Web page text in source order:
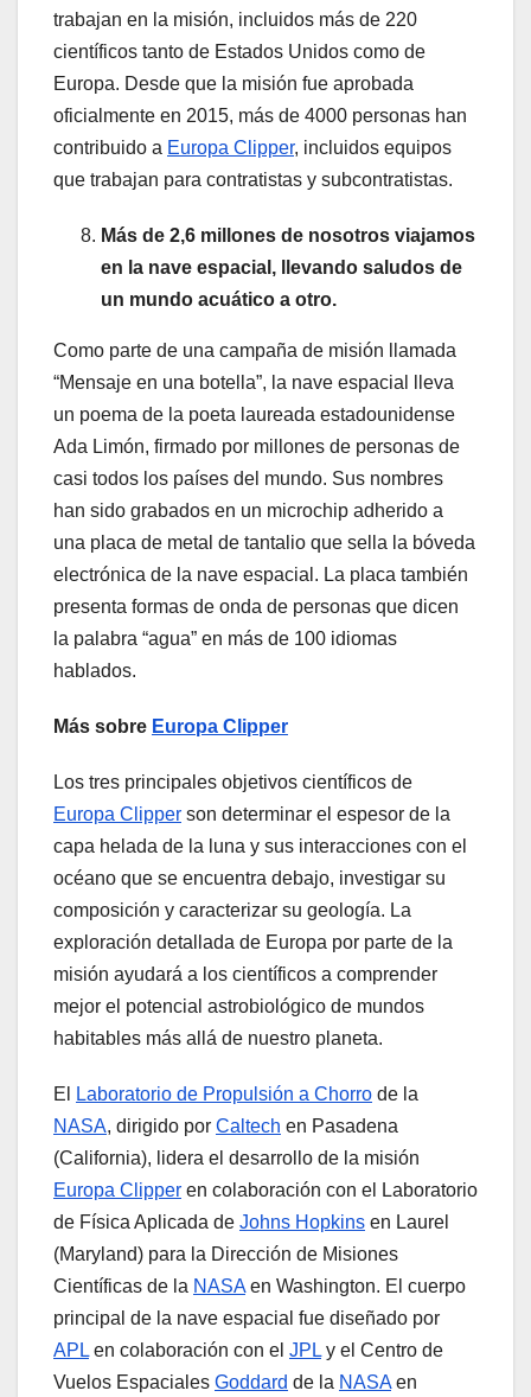
trabajan en la misión, incluidos más de 220
científicos tanto de Estados Unidos como de
Europa. Desde que la misión fue aprobada
oficialmente en 2015, más de 4000 personas han
contribuido a Europa Clipper, incluidos equipos
que trabajan para contratistas y subcontratistas.
Más de 2,6 millones de nosotros viajamos
en la nave espacial, llevando saludos de
un mundo acuático a otro.
Como parte de una campaña de misión llamada
“Mensaje en una botella”, la nave espacial lleva
un poema de la poeta laureada estadounidense
Ada Limón, firmado por millones de personas de
casi todos los países del mundo. Sus nombres
han sido grabados en un microchip adherido a
una placa de metal de tantalio que sella la bóveda
electrónica de la nave espacial. La placa también
presenta formas de onda de personas que dicen
la palabra “agua” en más de 100 idiomas
hablados.
Más sobre Europa Clipper
Los tres principales objetivos científicos de
Europa Clipper son determinar el espesor de la
capa helada de la luna y sus interacciones con el
océano que se encuentra debajo, investigar su
composición y caracterizar su geología. La
exploración detallada de Europa por parte de la
misión ayudará a los científicos a comprender
mejor el potencial astrobiológico de mundos
habitables más allá de nuestro planeta.
El Laboratorio de Propulsión a Chorro de la
NASA, dirigido por Caltech en Pasadena
(California), lidera el desarrollo de la misión
Europa Clipper en colaboración con el Laboratorio
de Física Aplicada de Johns Hopkins en Laurel
(Maryland) para la Dirección de Misiones
Científicas de la NASAen Washington. El cuerpo
principal de la nave espacial fue diseñado por
APL en colaboración con el JPL y el Centro de
Vuelos Espaciales Goddard de la NASAen